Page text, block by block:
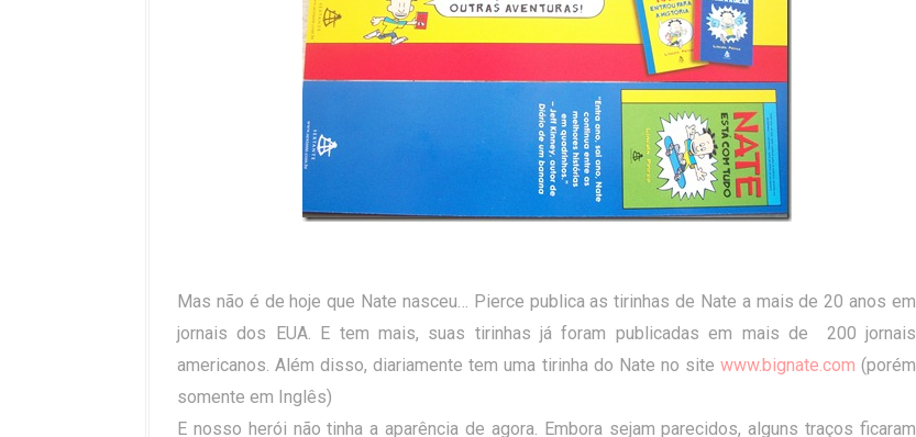
Mas não é de hoje que Nate nasceu… Pierce publica as tirinhas de Nate a mais de 20 anos em
jornais dos EUA. E tem mais, suas tirinhas já foram publicadas em mais de 200 jornais
americanos. Além disso, diariamente tem uma tirinha do Nate no site www.bignate.com (porém
somente em Inglês)
E nosso herói não tinha a aparência de agora. Embora sejam parecidos, alguns traços ficaram